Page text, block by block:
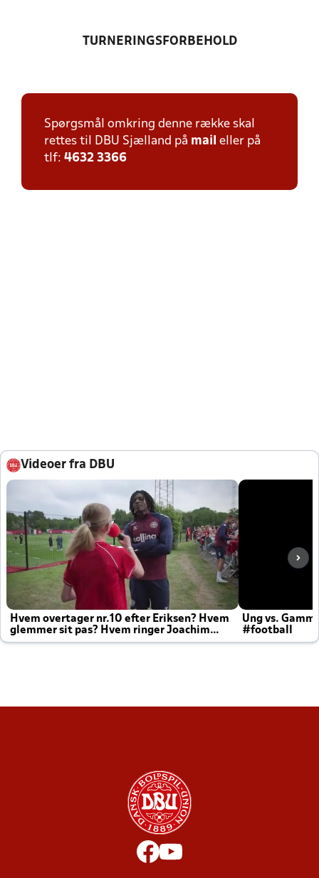
TURNERINGSFORBEHOLD
Spørgsmål omkring denne række skal
rettes til DBU Sjælland på mail eller på
tlf: 4632 3366
Videoer fra DBU
Hvem overtager nr.10 efter Eriksen? Hvem
glemmer sit pas? Hvem ringer Joachim
altid til efter kampe?
Ung vs.
#football